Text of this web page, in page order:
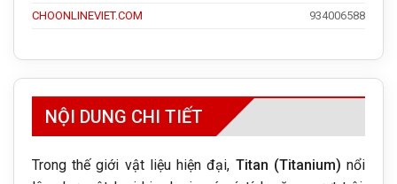
CHOONLINEVIET.COM
934006588
NỘI DUNG CHI TIẾT
Trong thế giới vật liệu hiện đại, Titan (Titanium) nổi